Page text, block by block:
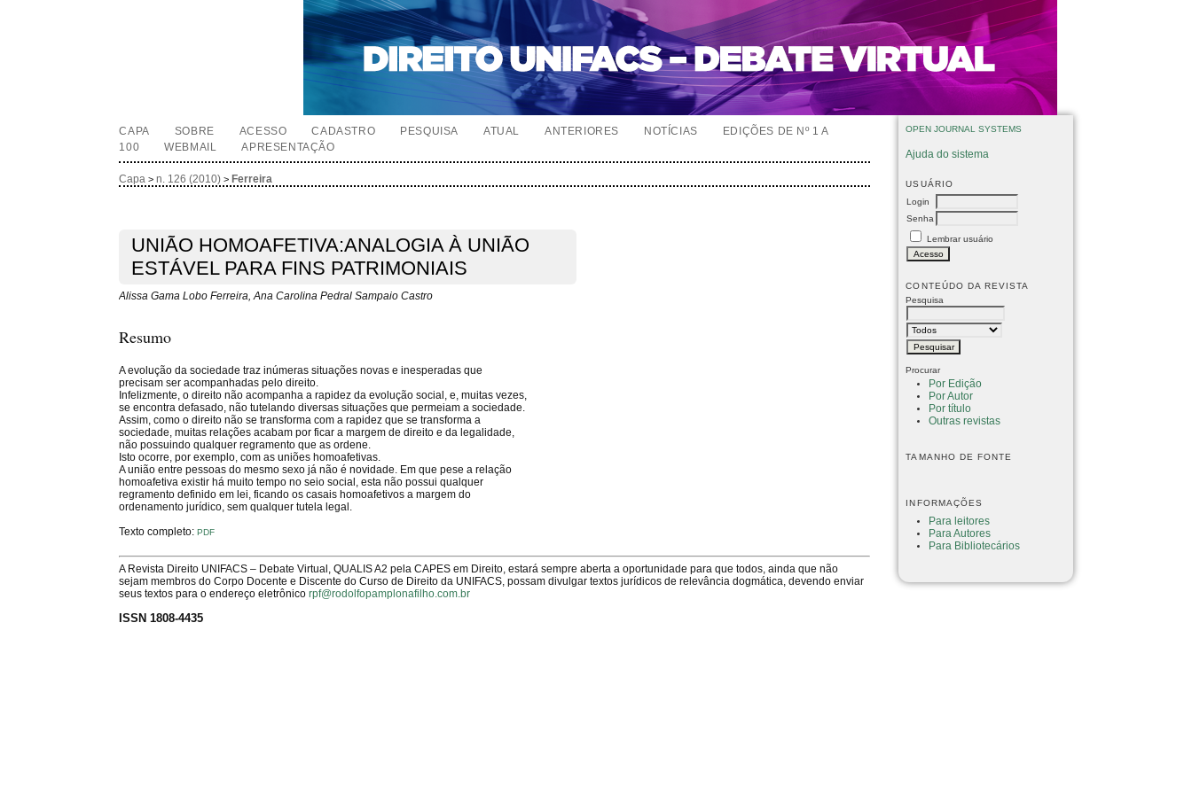
OPEN JOURNAL SYSTEMS
Ajuda do sistema
USUÁRIO
Login
Senha
Lembrar usuário
CONTEÚDO DA REVISTA
Pesquisa
Procurar
Por Edição
Por Autor
Por título
Outras revistas
TAMANHO DE FONTE
INFORMAÇÕES
Para leitores
Para Autores
Para Bibliotecários
CAPA SOBRE ACESSO CADASTRO PESQUISA ATUAL ANTERIORES NOTÍCIAS
EDIÇÕES DE Nº 1 A
100
WEBMAIL APRESENTAÇÃO
Capa >n. 126 (2010) > Ferreira
UNIÃO HOMOAFETIVA:ANALOGIA À UNIÃO
ESTÁVEL PARA FINS PATRIMONIAIS
Alissa Gama Lobo Ferreira, Ana Carolina Pedral Sampaio Castro
Resumo
A evolução da sociedade traz inúmeras situações novas e inesperadas que
precisam ser acompanhadas pelo direito.
Infelizmente, o direito não acompanha a rapidez da evolução social, e, muitas vezes,
se encontra defasado, não tutelando diversas situações que permeiam a sociedade.
Assim, como o direito não se transforma com a rapidez que se transforma a
sociedade, muitas relações acabam por ficar a margem de direito e da legalidade,
não possuindo qualquer regramento que as ordene.
Isto ocorre, por exemplo, com as uniões homoafetivas.
A união entre pessoas do mesmo sexo já não é novidade. Em que pese a relação
homoafetiva existir há muito tempo no seio social, esta não possui qualquer
regramento definido em lei, ficando os casais homoafetivos a margem do
ordenamento jurídico, sem qualquer tutela legal.
Texto completo:PDF
A Revista Direito UNIFACS – Debate Virtual, QUALIS A2 pela CAPES em Direito, estará sempre aberta a oportunidade para que todos, ainda que não
sejam membros do Corpo Docente e Discente do Curso de Direito da UNIFACS, possam divulgar textos jurídicos de relevância dogmática, devendo enviar
seus textos para o endereço eletrônicorpf@rodolfopamplonafilho.com.br
ISSN 1808-4435